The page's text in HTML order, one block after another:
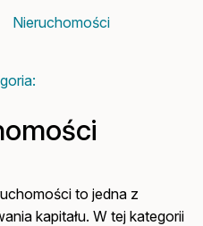
Nieruchomości
to jedna z
kapitału. W tej kategorii